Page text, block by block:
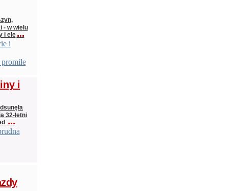
- w wielu
i ele...
i
i
32-letni
...